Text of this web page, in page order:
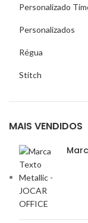
Personalizado
Personalizados
Régua
Stitch
MAIS VENDIDOS